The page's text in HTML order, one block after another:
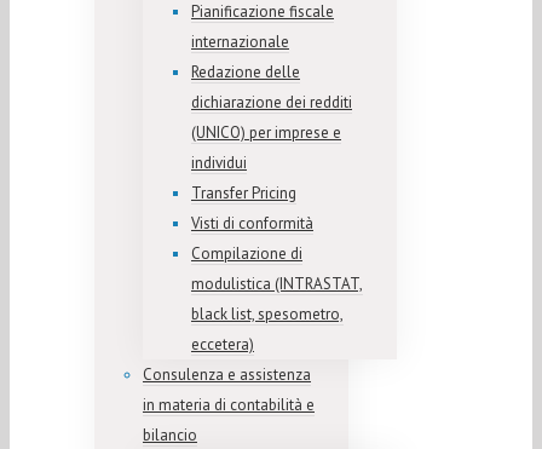
Pianificazione fiscale
internazionale
Redazione delle
dichiarazione dei redditi
(UNICO) per imprese e
individui
Transfer Pricing
Visti di conformità
Compilazione di
modulistica (INTRASTAT,
black list, spesometro,
eccetera)
Consulenza e assistenza
in materia di contabilità e
bilancio